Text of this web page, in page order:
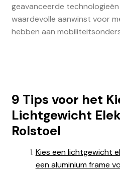
geavanceerde
waardevolle aanwinst voor
hebben aan
9 Tips voor het
Lichtgewicht
Rolstoel
Kies een lichtgewicht
een aluminium frame